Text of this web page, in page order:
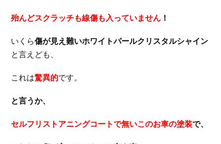
殆んどスクラッチも線傷も入っていません ！
いくら傷が見え難いホワイトパールクリスタルシャイン
と言えども、
これは驚異的です。
と言うか、
セルフリストアニングコートで無いこのお車の塗装で、